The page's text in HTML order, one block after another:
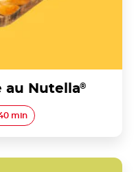
au Nutella®
min